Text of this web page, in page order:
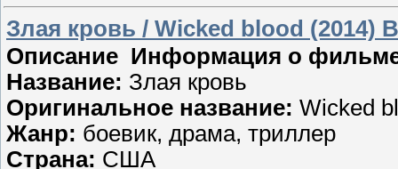
Злая кровь / Wicked blood (2014)
Описание Информация о
Название: Злая кровь
Оригинальное название: Wicked
Жанр: боевик, драма, триллер
Страна: США